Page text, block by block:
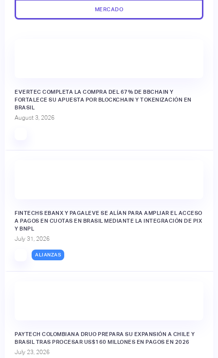
MERCADO
EVERTEC COMPLETA LA COMPRA DEL 67% DE BBCHAIN Y
FORTALECE SU APUESTA POR BLOCKCHAIN Y TOKENIZACIÓN EN
BRASIL
August 3, 2026
FINTECHS EBANX Y PAGALEVE SE ALÍAN PARA AMPLIAR EL ACCESO
A PAGOS EN CUOTAS EN BRASIL MEDIANTE LA INTEGRACIÓN DE PIX
Y BNPL
July 31, 2026
ALIANZAS
PAYTECH COLOMBIANA DRUO PREPARA SU EXPANSIÓN A CHILE Y
BRASIL TRAS PROCESAR US$160 MILLONES EN PAGOS EN 2026
July 23, 2026